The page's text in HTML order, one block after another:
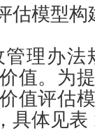
估模型构
理办
值。为
值评估
具体见表